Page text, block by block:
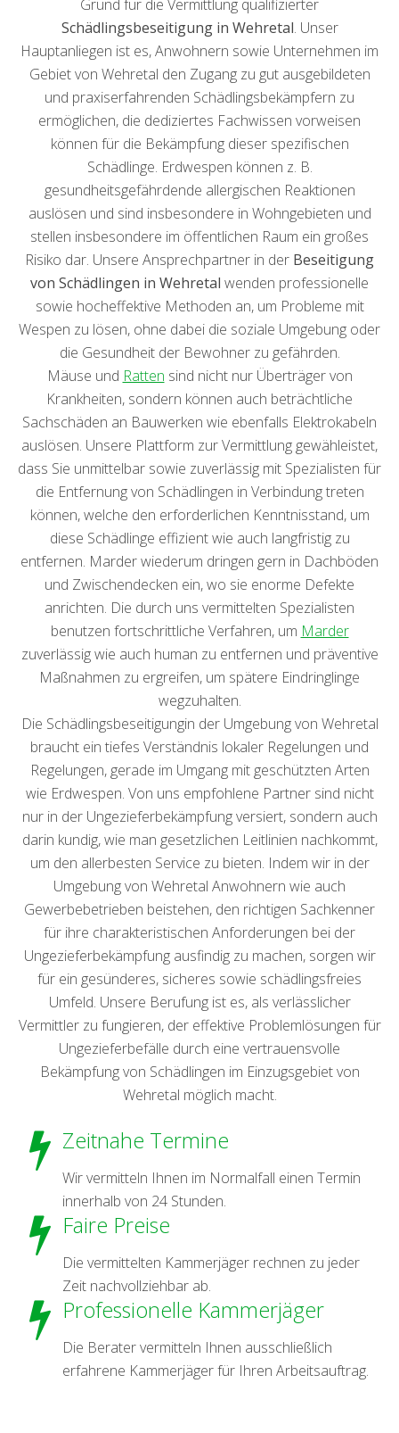
Grund für die Vermittlung qualifizierter
Schädlingsbeseitigung in Wehretal. Unser
Hauptanliegen ist es, Anwohnern sowie Unternehmen im
Gebiet von Wehretal den Zugang zu gut ausgebildeten
und praxiserfahrenden Schädlingsbekämpfern zu
ermöglichen, die dediziertes Fachwissen vorweisen
können für die Bekämpfung dieser spezifischen
Schädlinge. Erdwespen können z. B.
gesundheitsgefährdende allergischen Reaktionen
auslösen und sind insbesondere in Wohngebieten und
stellen insbesondere im öffentlichen Raum ein großes
Risiko dar. Unsere Ansprechpartner in der Beseitigung
von Schädlingen in Wehretal wenden professionelle
sowie hocheffektive Methoden an, um Probleme mit
Wespen zu lösen, ohne dabei die soziale Umgebung oder
die Gesundheit der Bewohner zu gefährden.
Mäuse und Ratten sind nicht nur Überträger von
Krankheiten, sondern können auch beträchtliche
Sachschäden an Bauwerken wie ebenfalls Elektrokabeln
auslösen. Unsere Plattform zur Vermittlung gewähleistet,
dass Sie unmittelbar sowie zuverlässig mit Spezialisten für
die Entfernung von Schädlingen in Verbindung treten
können, welche den erforderlichen Kenntnisstand, um
diese Schädlinge effizient wie auch langfristig zu
entfernen. Marder wiederum dringen gern in Dachböden
und Zwischendecken ein, wo sie enorme Defekte
anrichten. Die durch uns vermittelten Spezialisten
benutzen fortschrittliche Verfahren, um Marder
zuverlässig wie auch human zu entfernen und präventive
Maßnahmen zu ergreifen, um spätere Eindringlinge
wegzuhalten.
Die Schädlingsbeseitigungin der Umgebung von Wehretal
braucht ein tiefes Verständnis lokaler Regelungen und
Regelungen, gerade im Umgang mit geschützten Arten
wie Erdwespen. Von uns empfohlene Partner sind nicht
nur in der Ungezieferbekämpfung versiert, sondern auch
darin kundig, wie man gesetzlichen Leitlinien nachkommt,
um den allerbesten Service zu bieten. Indem wir in der
Umgebung von Wehretal Anwohnern wie auch
Gewerbebetrieben beistehen, den richtigen Sachkenner
für ihre charakteristischen Anforderungen bei der
Ungezieferbekämpfung ausfindig zu machen, sorgen wir
für ein gesünderes, sicheres sowie schädlingsfreies
Umfeld. Unsere Berufung ist es, als verlässlicher
Vermittler zu fungieren, der effektive Problemlösungen für
Ungezieferbefälle durch eine vertrauensvolle
Bekämpfung von Schädlingen im Einzugsgebiet von
Wehretal möglich macht.
Zeitnahe Termine
Wir vermitteln Ihnen im Normalfall einen Termin
innerhalb von 24 Stunden.
Faire Preise
Die vermittelten Kammerjäger rechnen zu jeder
Zeit nachvollziehbar ab.
Professionelle Kammerjäger
Die Berater vermitteln Ihnen ausschließlich
erfahrene Kammerjäger für Ihren Arbeitsauftrag.